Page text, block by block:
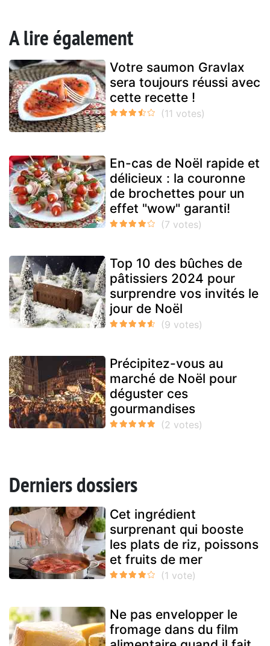
A lire également
Votre saumon Gravlax
sera toujours réussi avec
cette recette !
En-cas de Noël rapide et
délicieux : la couronne
de brochettes pour un
effet "wow" garanti!
Top 10 des bûches de
pâtissiers 2024 pour
surprendre vos invités le
jour de Noël
Précipitez-vous au
marché de Noël pour
déguster ces
gourmandises
Derniers dossiers
Cet ingrédient
surprenant qui booste
les plats de riz, poissons
et fruits de mer
Ne pas envelopper le
fromage dans du film